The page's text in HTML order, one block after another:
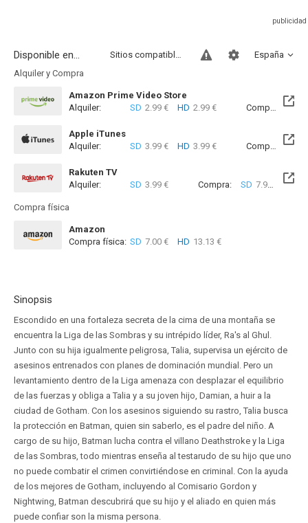
Disponible en... España
Sitios compatibles
Alquiler y Compra
Amazon Prime Video Store
Alquiler:
SD 2.99 € HD 2.99 € Compra: SD
Apple iTunes
Alquiler:
SD 3.99 € HD 3.99 € Compra: SD
Rakuten TV
Alquiler:
SD 3.99 € Compra: SD 7.99 €
Compra física
Amazon
Compra física: SD 7.00 € HD 13.13 €
Sinopsis
Escondido en una fortaleza secreta de la cima de una montaña se
encuentra la Liga de las Sombras y su intrépido líder, Ra's al Ghul.
Junto con su hija igualmente peligrosa, Talia, supervisa un ejército de
asesinos entrenados con planes de dominación mundial. Pero un
levantamiento dentro de la Liga amenaza con desplazar el equilibrio
de las fuerzas y obliga a Talia y a su joven hijo, Damian, a huir a la
ciudad de Gotham. Con los asesinos siguiendo su rastro, Talia busca
la protección en Batman, quien sin saberlo, es el padre del niño. A
cargo de su hijo, Batman lucha contra el villano Deathstroke y la Liga
de las Sombras, todo mientras enseña al testarudo de su hijo que uno
no puede combatir el crimen convirtiéndose en criminal. Con la ayuda
de los mejores de Gotham, incluyendo al Comisario Gordon y
Nightwing, Batman descubrirá que su hijo y el aliado en quien más
puede confiar son la misma persona.